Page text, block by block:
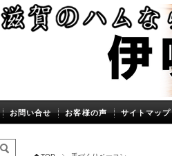
お問い合せ お客様の声 サイトマップ